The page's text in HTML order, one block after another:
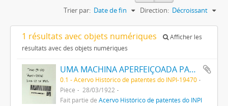
Trier par: Date de fin Direction: Décroissant
1 résultats avec objets numériques
Afficher les
résultats avec des objets numériques
UMA MACHINA APERFEIÇOADA PARA A FABRICAÇÃO DE ARTIGOS DE VIDRO
0.1 - Acervo Histórico de patentes do INPI-19470
Pièce
28/03/1922
Fait partie de Acervo Histórico de patentes do INPI